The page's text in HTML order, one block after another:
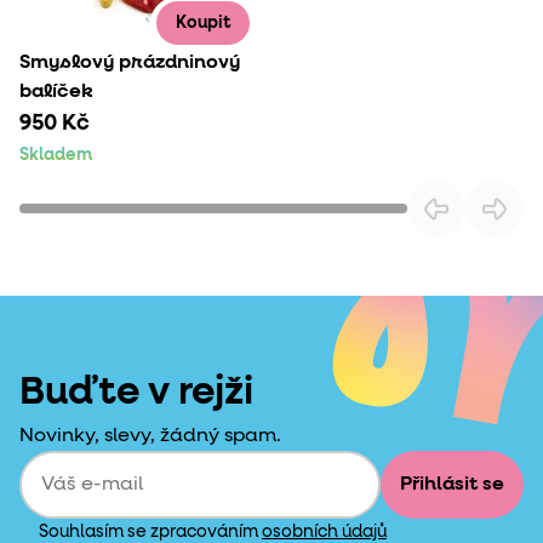
Koupit
Smyslový prázdninový
balíček
950 Kč
Skladem
Buďte v rejži
Novinky, slevy, žádný spam.
Přihlásit se
Souhlasím se zpracováním osobních údajů